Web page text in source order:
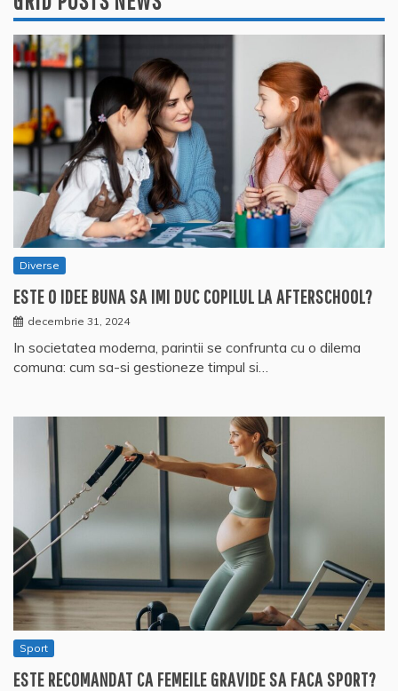
Diverse
ESTE O IDEE BUNA SA IMI DUC COPILUL LA AFTERSCHOOL?
decembrie 31, 2024
In societatea moderna, parintii se confrunta cu o dilema
comuna: cum sa-si gestioneze timpul si…
Sport
ESTE RECOMANDAT CA FEMEILE GRAVIDE SA FACA SPORT?